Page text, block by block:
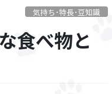
気持ち･特長･豆知識
食べ物と